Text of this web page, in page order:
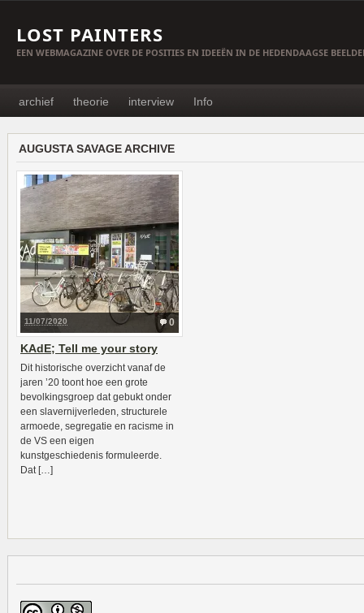
LOST PAINTERS
EEN WEBMAGAZINE OVER DE POSITIES EN IDEEËN IN DE HEDENDAAGSE
archief theorie interview Info
AUGUSTA SAVAGE ARCHIVE
0
11/07/2020
KAdE; Tell me your story
Dit historische overzicht vanaf de
jaren ’20 toont hoe een grote
bevolkingsgroep dat gebukt onder
een slavernijverleden, structurele
armoede, segregatie en racisme in
de VS een eigen
kunstgeschiedenis formuleerde.
Dat […]